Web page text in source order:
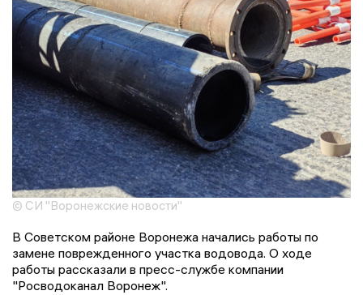
© СИ "Воронежские новости"
В Советском районе Воронежа начались работы по
замене поврежденного участка водовода. О ходе
работы рассказали в пресс-службе компании
"Росводоканал Воронеж".